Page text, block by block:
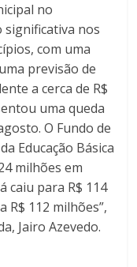
no
significativa nos
com uma
previsão de
a cerca de R$
uma queda
O Fundo de
Educação Básica
milhões em
caiu para R$ 114
R$ 112 milhões”,
Jairo Azevedo.